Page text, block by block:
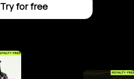
Try for free